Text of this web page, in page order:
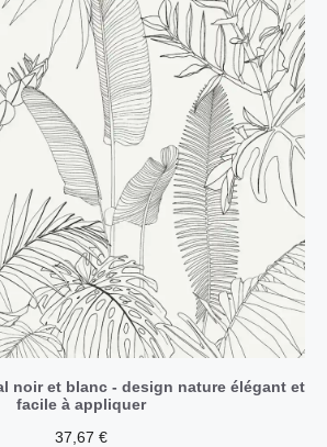
noir et blanc - design nature élégant et
facile à appliquer
37,67 €